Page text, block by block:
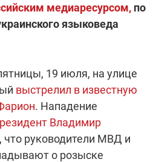
медиаресурсом, по
языковеда
19 июля, на улице
выстрелил в известную
. Нападение
Владимир
что руководители МВД и
о розыске